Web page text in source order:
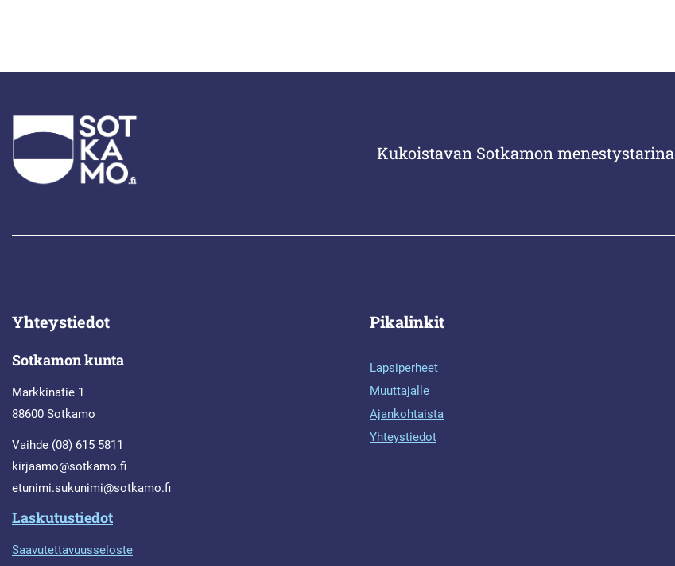
Kukoistavan Sotkamon menestystarina
Yhteystiedot
Sotkamon kunta
Markkinatie 1
88600 Sotkamo
Vaihde (08) 615 5811
kirjaamo@sotkamo.fi
etunimi.sukunimi@sotkamo.fi
Laskutustiedot
Saavutettavuusseloste
Pikalinkit
Lapsiperheet
Muuttajalle
Ajankohtaista
Yhteystiedot